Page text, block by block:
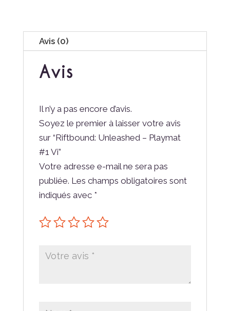
Avis (0)
Avis
Il n’y a pas encore d’avis.
Soyez le premier à laisser votre avis
sur “Riftbound: Unleashed – Playmat
#1 Vi”
Votre adresse e-mail ne sera pas
publiée. Les champs obligatoires sont
indiqués avec *